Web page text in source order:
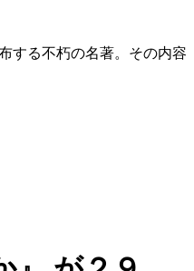
する不朽の名著。その内容